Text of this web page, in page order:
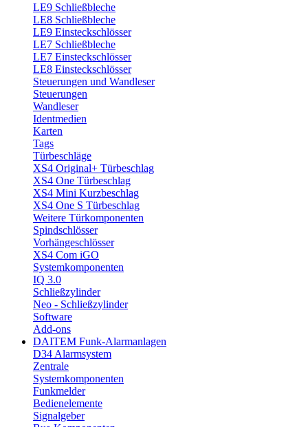
LE9 Schließbleche
LE8 Schließbleche
LE9 Einsteckschlösser
LE7 Schließbleche
LE7 Einsteckschlösser
LE8 Einsteckschlösser
Steuerungen und Wandleser
Steuerungen
Wandleser
Identmedien
Karten
Tags
Türbeschläge
XS4 Original+ Türbeschlag
XS4 One Türbeschlag
XS4 Mini Kurzbeschlag
XS4 One S Türbeschlag
Weitere Türkomponenten
Spindschlösser
Vorhängeschlösser
XS4 Com iGO
Systemkomponenten
IQ 3.0
Schließzylinder
Neo - Schließzylinder
Software
Add-ons
DAITEM Funk-Alarmanlagen
D34 Alarmsystem
Zentrale
Systemkomponenten
Funkmelder
Bedienelemente
Signalgeber